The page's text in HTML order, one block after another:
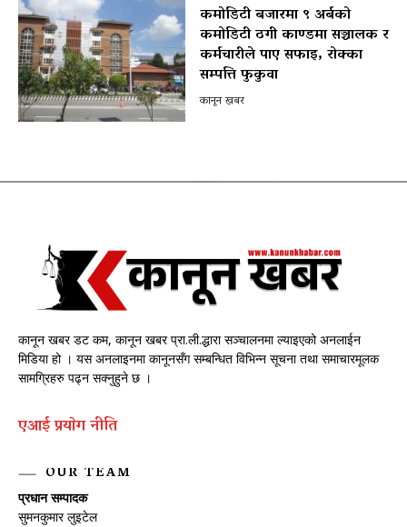
कमोडिटी बजारमा ९ अर्बको
कमोडिटी ठगी काण्डमा सञ्चालक र
कर्मचारीले पाए सफाइ, रोक्का
सम्पत्ति फुकुवा
कानून खबर
कानून खबर डट कम, कानून खबर प्रा.ली.द्धारा सञ्चालनमा ल्याइएको अनलाईन
मिडिया हो । यस अनलाइनमा कानूनसँग सम्बन्धित विभिन्न सूचना तथा समाचारमूलक
सामग्रिहरु पढ्न सक्नुहुने छ ।
एआई प्रयाेग नीति
OUR TEAM
प्रधान सम्पादक
सुमनकुमार लुइटेल